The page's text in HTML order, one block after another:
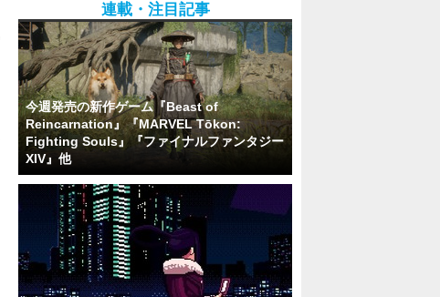
連載・注目記事
今週発売の新作ゲーム『Beast of
Reincarnation』『MARVEL Tōkon:
Fighting Souls』『ファイナルファンタジー
XIV』他